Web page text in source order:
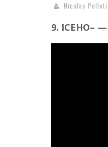
Nicolas
9. ICEHO–